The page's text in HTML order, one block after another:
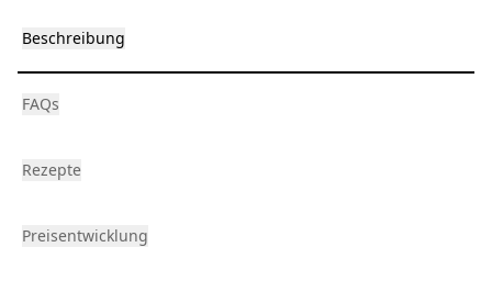
Beschreibung
FAQs
Rezepte
Preisentwicklung